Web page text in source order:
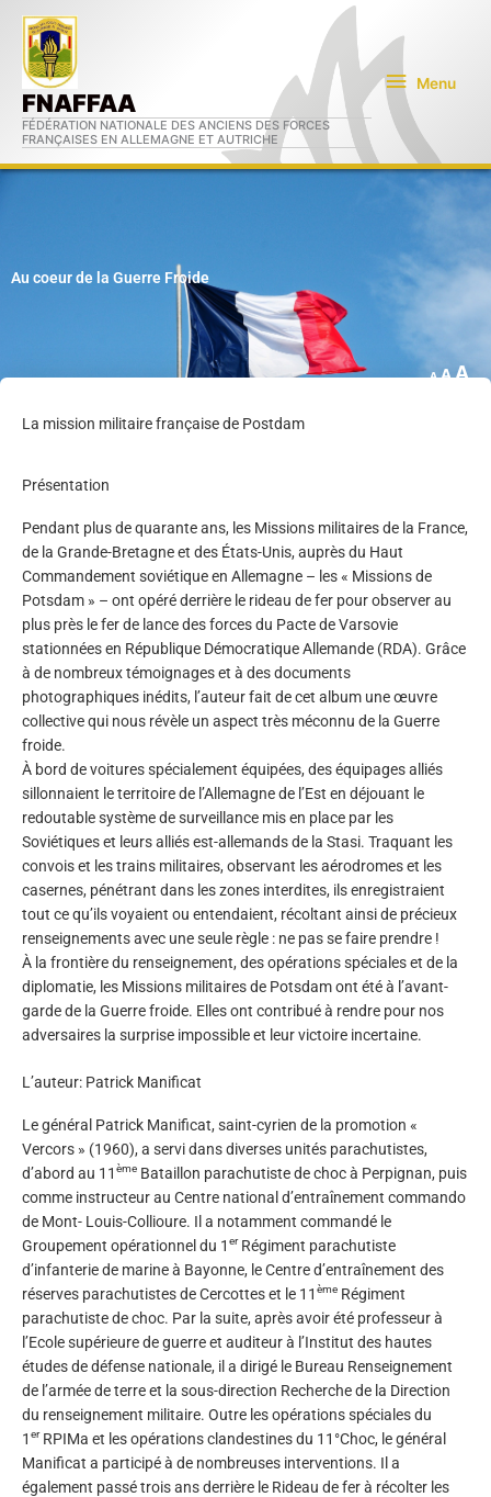
contenu
FNAFFAA
FÉDÉRATION NATIONALE DES ANCIENS DES FORCES
FRANÇAISES EN ALLEMAGNE ET AUTRICHE
Menu
Au coeur de la Guerre Froide
A AA
La mission militaire française de Postdam
Présentation
Pendant plus de quarante ans, les Missions militaires de la France,
de la Grande-Bretagne et des États-Unis, auprès du Haut
Commandement soviétique en Allemagne – les « Missions de
Potsdam » – ont opéré derrière le rideau de fer pour observer au
plus près le fer de lance des forces du Pacte de Varsovie
stationnées en République Démocratique Allemande (RDA). Grâce
à de nombreux témoignages et à des documents
photographiques inédits, l’auteur fait de cet album une œuvre
collective qui nous révèle un aspect très méconnu de la Guerre
froide.
À bord de voitures spécialement équipées, des équipages alliés
sillonnaient le territoire de l’Allemagne de l’Est en déjouant le
redoutable système de surveillance mis en place par les
Soviétiques et leurs alliés est-allemands de la Stasi. Traquant les
convois et les trains militaires, observant les aérodromes et les
casernes, pénétrant dans les zones interdites, ils enregistraient
tout ce qu’ils voyaient ou entendaient, récoltant ainsi de précieux
renseignements avec une seule règle : ne pas se faire prendre !
À la frontière du renseignement, des opérations spéciales et de la
diplomatie, les Missions militaires de Potsdam ont été à l’avant-
garde de la Guerre froide. Elles ont contribué à rendre pour nos
adversaires la surprise impossible et leur victoire incertaine.
L’auteur: Patrick Manificat
Le général Patrick Manificat, saint-cyrien de la promotion «
Vercors » (1960), a servi dans diverses unités parachutistes,
d’abord au 11 ème Bataillon parachutiste de choc à Perpignan, puis
comme instructeur au Centre national d’entraînement commando
de Mont- Louis-Collioure. Il a notamment commandé le
Groupement opérationnel du 1 erRégiment parachutiste
d’infanterie de marine à Bayonne, le Centre d’entraînement des
réserves parachutistes de Cercottes et le 11 ème Régiment
parachutiste de choc. Par la suite, après avoir été professeur à
l’Ecole supérieure de guerre et auditeur à l’Institut des hautes
études de défense nationale, il a dirigé le Bureau Renseignement
de l’armée de terre et la sous-direction Recherche de la Direction
du renseignement militaire. Outre les opérations spéciales du
1 erRPIMa et les opérations clandestines du 11°Choc, le général
Manificat a participé à de nombreuses interventions. Il a
également passé trois ans derrière le Rideau de fer à récolter les